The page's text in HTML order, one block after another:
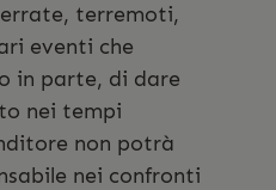
terremoti,
eventi che
in parte, di dare
nei tempi
non potrà
nei confronti